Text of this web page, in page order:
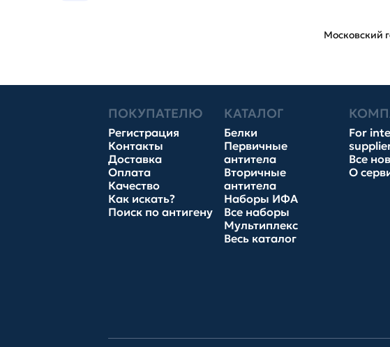
Московский
ПОКУПАТЕЛЮ
Регистрация
Контакты
Доставка
Оплата
Качество
Как искать?
Поиск по антигену
КАТАЛОГ
Белки
Первичные
антитела
Вторичные
антитела
Наборы ИФА
Все наборы
Мультиплекс
Весь каталог
For
Все
О